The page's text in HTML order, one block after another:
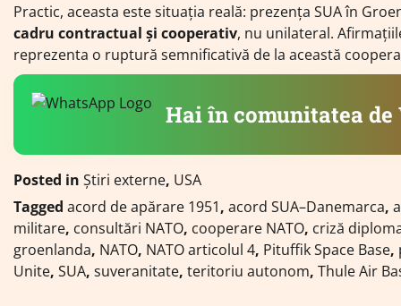
Practic, aceasta este situația reală: prezența SUA în
cadru contractual și cooperativ, nu unilateral.
reprezenta o ruptură semnificativă de la această
Hai în comunitatea
Posted in Știri externe, USA
Tagged acord de apărare 1951, acord SUA–Danemarca,
militare, consultări NATO, cooperare NATO, criză
groenlanda, NATO, NATO articolul 4, Pituffik Space Base,
Unite, SUA, suveranitate, teritoriu autonom, Thule Air